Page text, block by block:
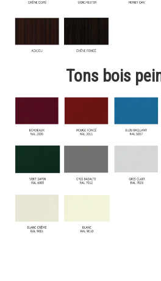
Tons bois